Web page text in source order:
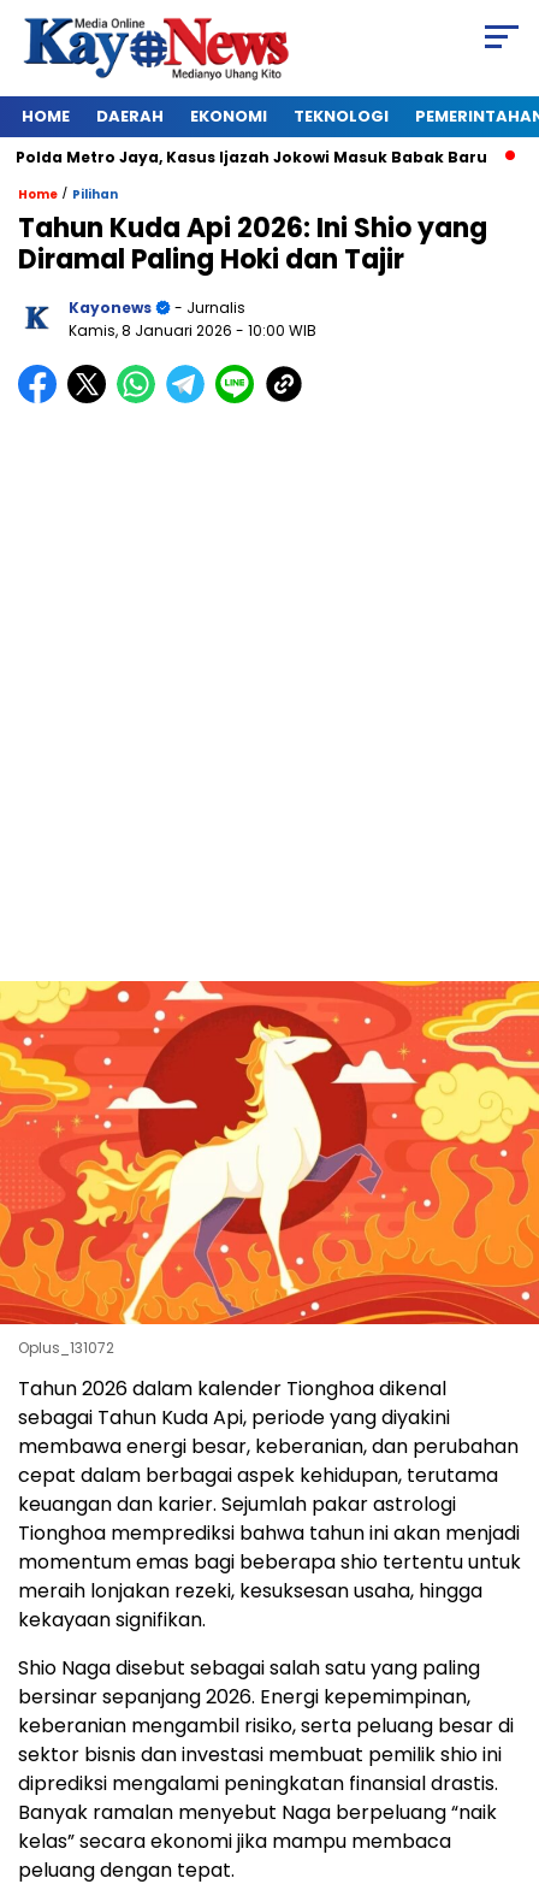
HOME DAERAH EKONOMI TEKNOLOGI
Metro Jaya, Kasus Ijazah Jokowi Masuk Babak Baru
Home / Pilihan
Tahun Kuda Api 2026: Ini Shio yang
Diramal Paling Hoki dan Tajir
Kayonews
- Jurnalis
Kamis, 8 Januari 2026 - 10:00 WIB
Oplus_131072
Tahun 2026 dalam kalender Tionghoa dikenal
sebagai Tahun Kuda Api, periode yang diyakini
membawa energi besar, keberanian, dan perubahan
cepat dalam berbagai aspek kehidupan, terutama
keuangan dan karier. Sejumlah pakar astrologi
Tionghoa memprediksi bahwa tahun ini akan menjadi
momentum emas bagi beberapa shio tertentu untuk
meraih lonjakan rezeki, kesuksesan usaha, hingga
kekayaan signifikan.
Shio Naga disebut sebagai salah satu yang paling
bersinar sepanjang 2026. Energi kepemimpinan,
keberanian mengambil risiko, serta peluang besar di
sektor bisnis dan investasi membuat pemilik shio ini
diprediksi mengalami peningkatan finansial drastis.
Banyak ramalan menyebut Naga berpeluang “naik
kelas” secara ekonomi jika mampu membaca
peluang dengan tepat.